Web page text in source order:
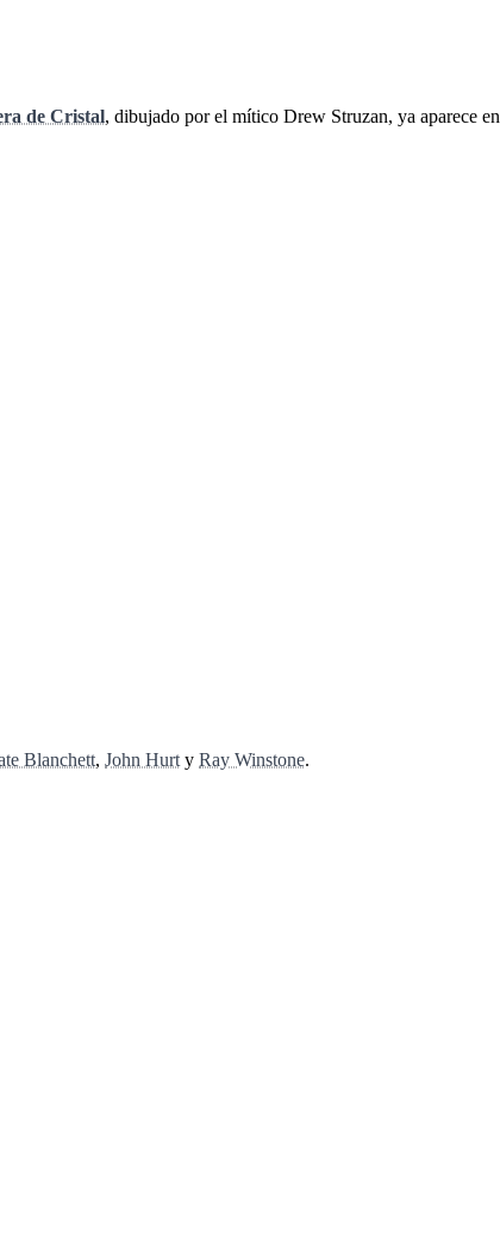
de Cristal, dibujado por el mítico Drew Struzan, ya aparece en
Blanchett, John Hurt y Ray Winstone.